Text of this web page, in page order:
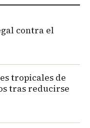
contra el
tropicales de
tras reducirse